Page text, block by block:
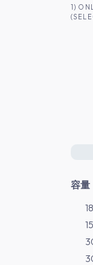
コンテンツへスキップ
1)
容量